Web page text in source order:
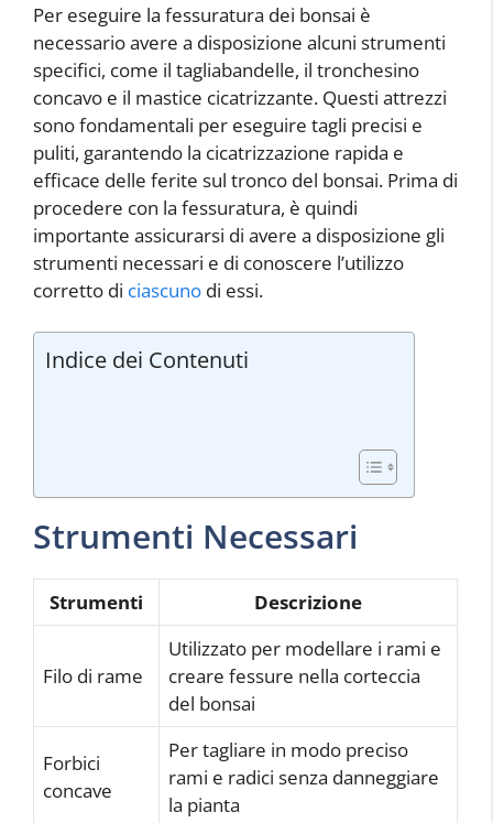
Per eseguire la fessuratura dei bonsai è
necessario avere a disposizione alcuni strumenti
specifici, come il tagliabandelle, il tronchesino
concavo e il mastice cicatrizzante. Questi attrezzi
sono fondamentali per eseguire tagli precisi e
puliti, garantendo la cicatrizzazione rapida e
efficace delle ferite sul tronco del bonsai. Prima di
procedere con la fessuratura, è quindi
importante assicurarsi di avere a disposizione gli
strumenti necessari e di conoscere l’utilizzo
corretto di ciascuno di essi.
Indice dei Contenuti
Strumenti Necessari
Strumenti Descrizione
Filo di rame
Utilizzato per modellare i rami e
creare fessure nella corteccia
del bonsai
Forbici
concave
Per tagliare in modo preciso
rami e radici senza danneggiare
la pianta